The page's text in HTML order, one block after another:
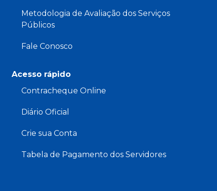
Metodologia de Avaliação dos Serviços
Públicos
Fale Conosco
Acesso rápido
Contracheque Online
Diário Oficial
Crie sua Conta
Tabela de Pagamento dos Servidores